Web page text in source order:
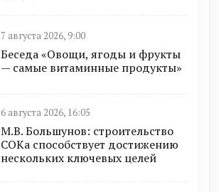
7 августа 2026, 9:00
Беседа «Овощи, ягоды и фрукты
— самые витаминные продукты»
6 августа 2026, 16:05
М.В. Большунов: строительство
СОКа способствует достижению
нескольких ключевых целей